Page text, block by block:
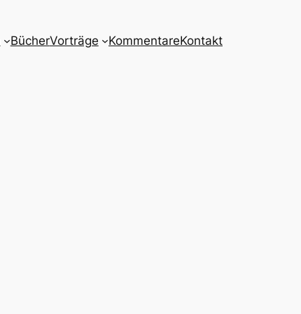
BücherVorträge KommentareKontakt